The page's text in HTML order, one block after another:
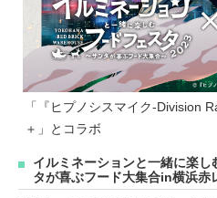
「『ヒプノシスマイク-Division
＋」とコラボ
イルミネーションと一緒に楽
タが喜ぶフード大集合in横浜赤